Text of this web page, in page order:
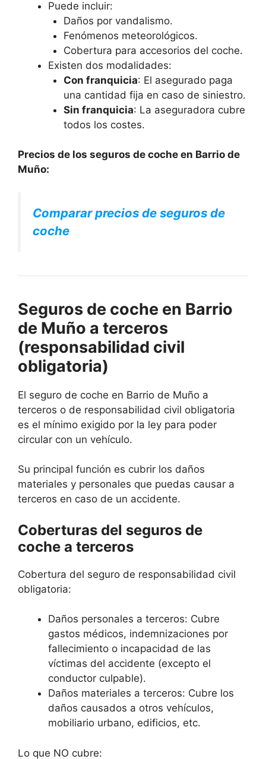
Puede incluir:
Daños por vandalismo.
Fenómenos meteorológicos.
Cobertura para accesorios del coche.
Existen dos modalidades:
Con franquicia: El asegurado paga
una cantidad fija en caso de siniestro.
Sin franquicia: La aseguradora cubre
todos los costes.
Precios de los seguros de coche en Barrio de
Muño:
Comparar precios de seguros de
coche
Seguros de coche en Barrio
de Muño a terceros
(responsabilidad civil
obligatoria)
El seguro de coche en Barrio de Muño a
terceros o de responsabilidad civil obligatoria
es el mínimo exigido por la ley para poder
circular con un vehículo.
Su principal función es cubrir los daños
materiales y personales que puedas causar a
terceros en caso de un accidente.
Coberturas del seguros de
coche a terceros
Cobertura del seguro de responsabilidad civil
obligatoria:
Daños personales a terceros: Cubre
gastos médicos, indemnizaciones por
fallecimiento o incapacidad de las
víctimas del accidente (excepto el
conductor culpable).
Daños materiales a terceros: Cubre los
daños causados a otros vehículos,
mobiliario urbano, edificios, etc.
Lo que NO cubre: